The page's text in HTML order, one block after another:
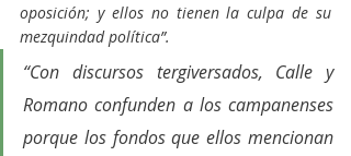
oposición; y ellos no tienen la culpa de su
mezquindad política”.
“Con discursos tergiversados, Calle y
Romano confunden a los campanenses
porque los fondos que ellos mencionan